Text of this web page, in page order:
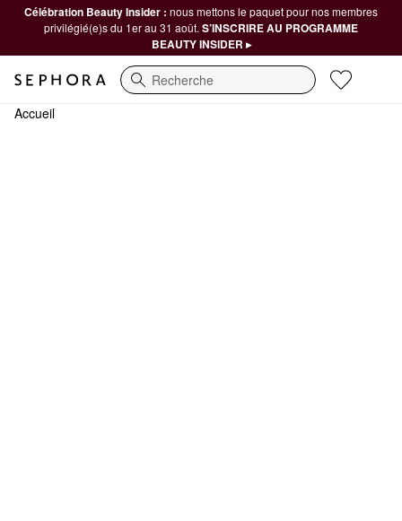
Célébration Beauty Insider : nous mettons le paquet pour nos membres
privilégié(e)s du 1er au 31 août. S’INSCRIRE AU PROGRAMME
BEAUTY INSIDER ▸
Recherche
Accueil